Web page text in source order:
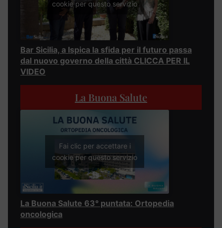
cookie per questo servizio
Bar Sicilia, a Ispica la sfida per il futuro passa
dal nuovo governo della città CLICCA PER IL
VIDEO
La Buona Salute
Fai clic per accettare i
cookie per questo servizio
La Buona Salute 63° puntata: Ortopedia
oncologica